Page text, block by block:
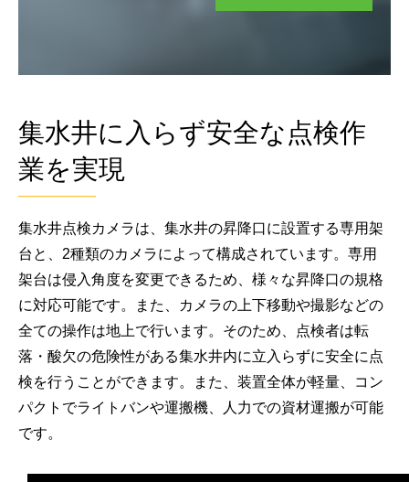
集水井に入らず安全な点検作
業を実現
集水井点検カメラは、集水井の昇降口に設置する専用架
台と、2種類のカメラによって構成されています。専用
架台は侵入角度を変更できるため、様々な昇降口の規格
に対応可能です。また、カメラの上下移動や撮影などの
全ての操作は地上で行います。そのため、点検者は転
落・酸欠の危険性がある集水井内に立入らずに安全に点
検を行うことができます。また、装置全体が軽量、コン
パクトでライトバンや運搬機、人力での資材運搬が可能
です。